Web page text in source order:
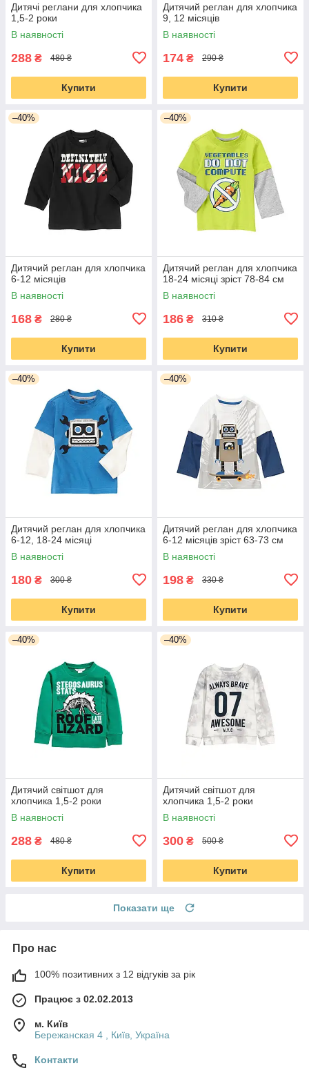
Дитячі реглани для хлопчика
1,5-2 роки
В наявності
288 ₴ 480 ₴
Купити
Дитячий реглан для хлопчика
9, 12 місяців
В наявності
174 ₴ 290 ₴
Купити
–40%
Дитячий реглан для хлопчика
6-12 місяців
В наявності
168 ₴ 280 ₴
Купити
–40%
Дитячий реглан для хлопчика
18-24 місяці зріст 78-84 см
В наявності
186 ₴ 310 ₴
Купити
–40%
Дитячий реглан для хлопчика
6-12, 18-24 місяці
В наявності
180 ₴ 300 ₴
Купити
–40%
Дитячий реглан для хлопчика
6-12 місяців зріст 63-73 см
В наявності
198 ₴ 330 ₴
Купити
–40%
Дитячий світшот для
хлопчика 1,5-2 роки
В наявності
288 ₴ 480 ₴
Купити
–40%
Дитячий світшот для
хлопчика 1,5-2 роки
В наявності
300 ₴ 500 ₴
Купити
Показати ще
Про нас
100% позитивних з 12 відгуків за рік
Працює з 02.02.2013
м. Київ
Бережанская 4 , Київ, Україна
Контакти